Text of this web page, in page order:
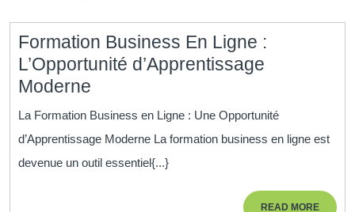
Formation Business En Ligne :
L’Opportunité d’Apprentissage
Moderne
Business
En
Ligne
:
La Formation Business en Ligne : Une Opportunité
d’Apprentissage Moderne La formation business en ligne est
devenue un outil essentiel{...}
READ MOREREAD